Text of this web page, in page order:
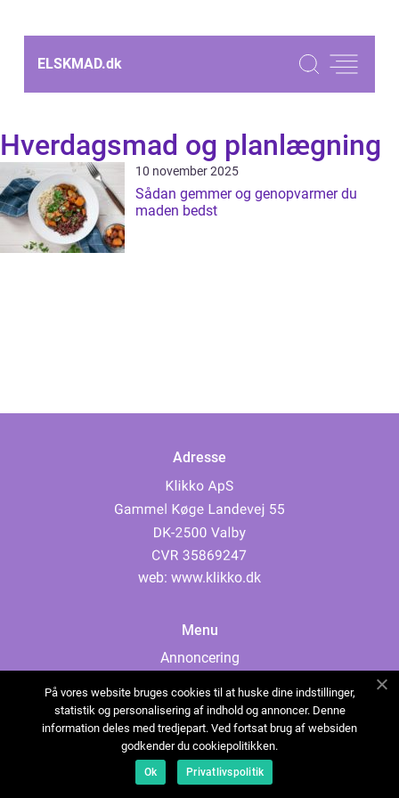
ELSKMAD.dk
Hverdagsmad og planlægning
10 november 2025
Sådan gemmer og genopvarmer du
maden bedst
Adresse
web: www.klikko.dk
Menu
Annoncering
Cookies
Kontakt os
Sitemap
På vores website bruges cookies til at huske dine indstillinger,
statistik og personalisering af indhold og annoncer. Denne
information deles med tredjepart. Ved fortsat brug af websiden
godkender du cookiepolitikken.
Ok Privatlivspolitik